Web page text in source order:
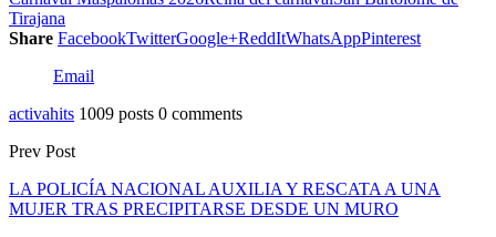
Tirajana
Share FacebookTwitterGoogle+ReddItWhatsAppPinterest
Email
activahits 1009 posts 0 comments
Prev Post
LA POLICÍA NACIONAL AUXILIA Y RESCATA A UNA
MUJER TRAS PRECIPITARSE DESDE UN MURO